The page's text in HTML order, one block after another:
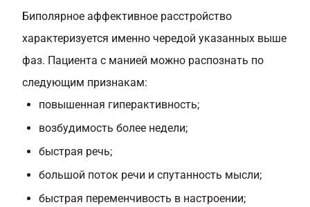
Биполярное аффективное расстройство
характеризуется именно чередой указанных выше
фаз. Пациента с манией можно распознать по
следующим признакам:
повышенная гиперактивность;
возбудимость более недели;
быстрая речь;
большой поток речи и спутанность мысли;
быстрая переменчивость в настроении;